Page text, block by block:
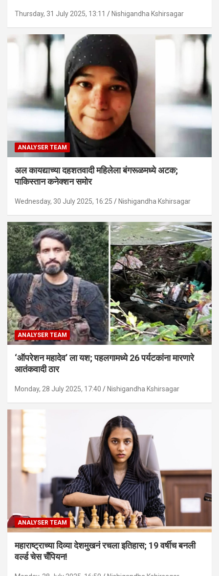
Thursday, 31 July 2025, 13:11 Nishigandha Kshirsagar
ANALYSER TEAM
अल कायद्याच्या दहशतवादी महिलेला बंगरूळमध्ये अटक;
पाकिस्तान कनेक्शन समोर
Wednesday, 30 July 2025, 16:25 Nishigandha Kshirsagar
ANALYSER TEAM
‘ऑपरेशन महादेव’ ला यश; पहलगामध्ये 26 पर्यटकांना मारणारे
आतंकवादी ठार
Monday, 28 July 2025, 17:40 Nishigandha Kshirsagar
ANALYSER TEAM
महाराष्ट्राच्या दिव्या देशमुखनं रचला इतिहास; 19 वर्षीच बनली
वर्ल्ड चेस चँपियन!